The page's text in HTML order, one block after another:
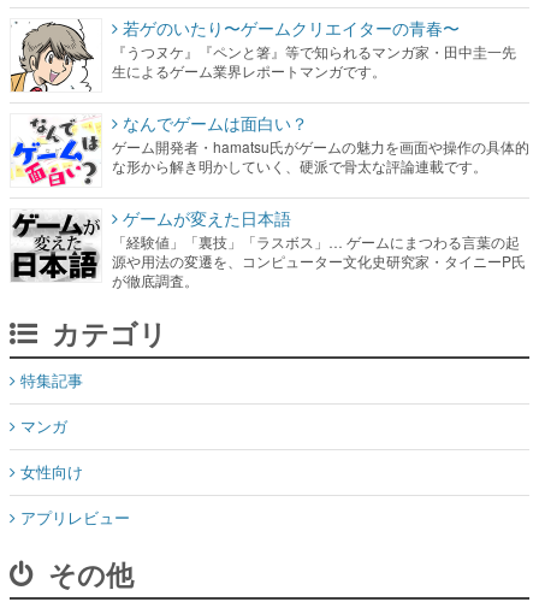
若ゲのいたり〜ゲームクリエイターの青春〜
『うつヌケ』『ペンと箸』等で知られるマンガ家・田中圭一先
生によるゲーム業界レポートマンガです。
なんでゲームは面白い？
ゲーム開発者・hamatsu氏がゲームの魅力を画面や操作の具体的
な形から解き明かしていく、硬派で骨太な評論連載です。
ゲームが変えた日本語
「経験値」「裏技」「ラスボス」… ゲームにまつわる言葉の起
源や用法の変遷を、コンピューター文化史研究家・タイニーP氏
が徹底調査。
カテゴリ
特集記事
マンガ
女性向け
アプリレビュー
その他